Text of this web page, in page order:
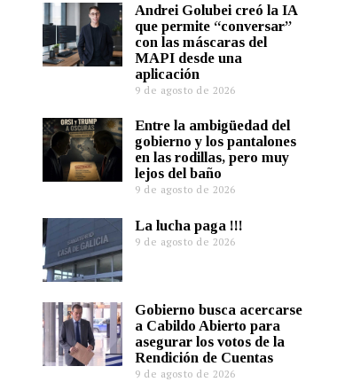
Andrei Golubei creó la IA
que permite “conversar”
con las máscaras del
MAPI desde una
aplicación
9 de agosto de 2026
Entre la ambigüedad del
gobierno y los pantalones
en las rodillas, pero muy
lejos del baño
9 de agosto de 2026
La lucha paga !!!
9 de agosto de 2026
Gobierno busca acercarse
a Cabildo Abierto para
asegurar los votos de la
Rendición de Cuentas
9 de agosto de 2026